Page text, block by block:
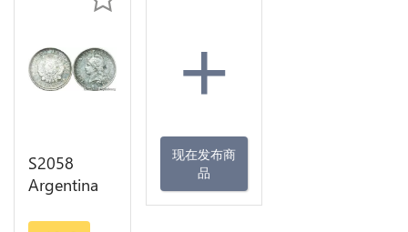
S2058
Argentina
+
现在发布商
品